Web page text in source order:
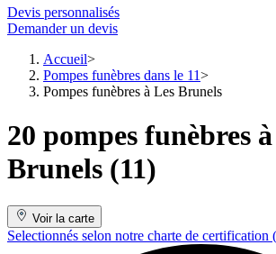
Devis personnalisés
Demander un devis
Accueil
Pompes funèbres dans le 11
Pompes funèbres à Les Brunels
20 pompes funèbres
Brunels (11)
Voir la carte
Selectionnés selon notre charte de certification